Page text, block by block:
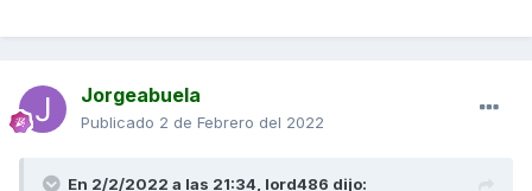
Jorgeabuela
Publicado 2 de Febrero del 2022
En 2/2/2022 a las 21:34, lord486 dijo: